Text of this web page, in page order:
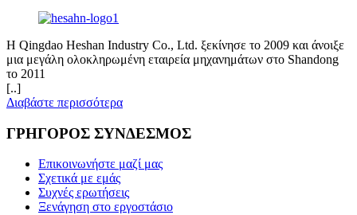
Η Qingdao Heshan Industry Co., Ltd. ξεκίνησε το 2009 και άνοιξε
μια μεγάλη ολοκληρωμένη εταιρεία μηχανημάτων στο Shandong
το 2011
[..]
Διαβάστε περισσότερα
ΓΡΗΓΟΡΟΣ ΣΥΝΔΕΣΜΟΣ
Επικοινωνήστε μαζί μας
Σχετικά με εμάς
Συχνές ερωτήσεις
Ξενάγηση στο εργοστάσιο